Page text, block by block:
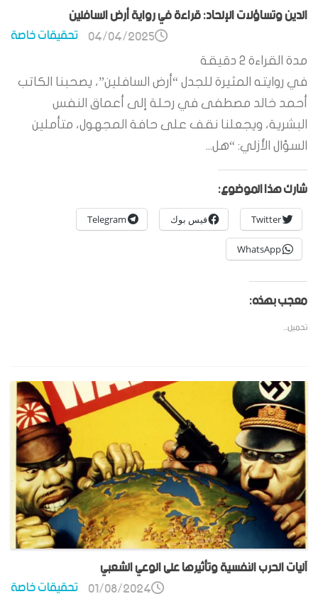
الدين وتساؤلات الإلحاد: قراءة في رواية أرض السافلين
تحقيقات خاصة 04/04/2025
مدة القراءة 2 دقيقة
في روايته المثيرة للجدل “أرض السافلين”، يصحبنا الكاتب
أحمد خالد مصطفى في رحلة إلى أعماق النفس
البشرية، ويجعلنا نقف على حافة المجهول، متأملين
السؤال الأزلي: “هل...
شارك هذا الموضوع:
Twitter فيس بوك Telegram
WhatsApp
معجب بهذه:
تحميل...
آليات الحرب النفسية وتأثيرها على الوعي الشعبي
تحقيقات خاصة